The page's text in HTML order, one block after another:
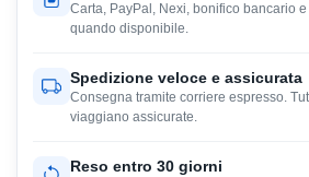
Carta, PayPal, Nexi, bonifico bancario
quando disponibile.
Spedizione veloce e assicurata
Consegna tramite corriere espresso.
viaggiano assicurate.
Reso entro 30 giorni